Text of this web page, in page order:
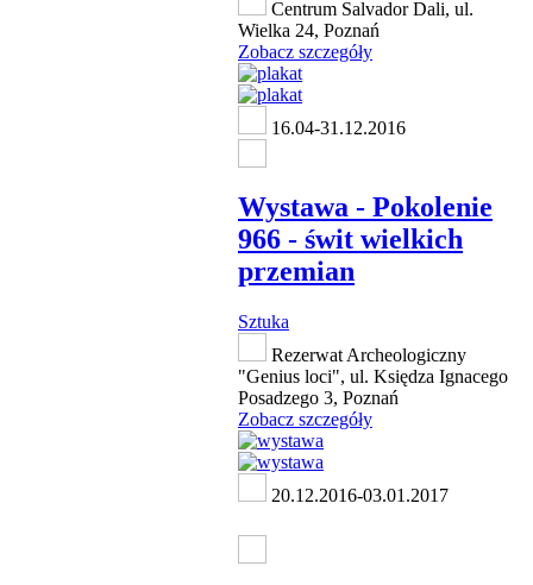
Centrum Salvador Dali, ul.
Wielka 24, Poznań
Zobacz szczegóły
16.04-31.12.2016
Wystawa - Pokolenie
966 - świt wielkich
przemian
Sztuka
Rezerwat Archeologiczny
"Genius loci", ul. Księdza Ignacego
Posadzego 3, Poznań
Zobacz szczegóły
20.12.2016-03.01.2017